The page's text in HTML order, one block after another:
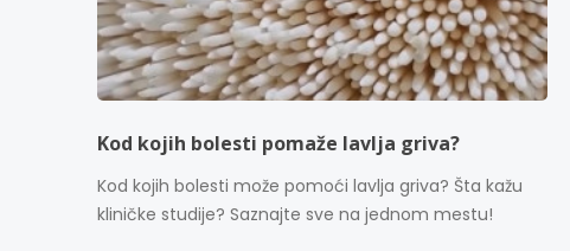
Kod kojih bolesti pomaže lavlja griva?
Kod kojih bolesti može pomoći lavlja griva? Šta kažu
kliničke studije? Saznajte sve na jednom mestu!